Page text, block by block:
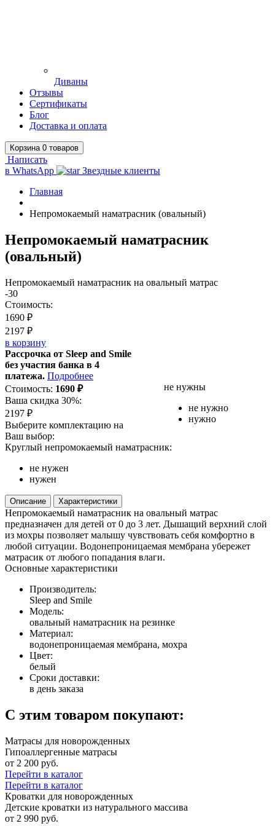
Диваны
Отзывы
Сертификаты
Блог
Доставка и оплата
Корзина 0 товаров
Написать
в WhatsApp
Звездные клиенты
Главная
Непромокаемый наматрасник (овальный)
Непромокаемый наматрасник
(овальный)
Непромокаемый наматрасник на овальный матрас
-30
Стоимость:
1690 ₽
2197 ₽
в корзину
Рассрочка от Sleep and Smile
без участия банка в 4
платежа. Подробнее
не нужны
не нужно
нужно
Стоимость: 1690 ₽
Ваша скидка 30%:
2197 ₽
Выберите комплектацию на
Ваш выбор:
Круглый непромокаемый наматрасник:
не нужен
нужен
Описание Характеристики
Непромокаемый наматрасник на овальный матрас
предназначен для детей от 0 до 3 лет. Дышащий верхний слой
из мохры позволяет малышу чувствовать себя комфортно в
любой ситуации. Водонепроницаемая мембрана убережет
матрасик от любого попадания влаги.
Основные характеристики
Производитель:
Sleep and Smile
Модель:
овальный наматрасник на резинке
Материал:
водонепроницаемая мембрана, мохра
Цвет:
белый
Сроки доставки:
в день заказа
С этим товаром покупают:
Матрасы для новорожденных
Гипоаллергенные матрасы
от 2 200 руб.
Перейти в каталог
Перейти в каталог
Кроватки для новорожденных
Детские кроватки из натурального массива
от 2 990 руб.